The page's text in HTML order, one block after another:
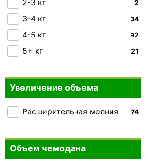
0
VIF
0
Worldline
1
Echolac
8
Carlton
Victorinox Travel
10
Rock
0
Ground
Hedgren
2
2-3 кг
34
3-4 кг
92
4-5 кг
21
5+ кг
Увеличение объема
74
Расширительная молния
Объем чемодана